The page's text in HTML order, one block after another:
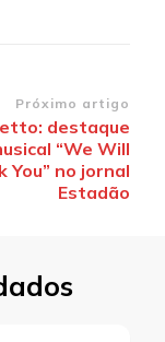
Próximo artigo
destaque
“We Will
You” no jornal
Estadão